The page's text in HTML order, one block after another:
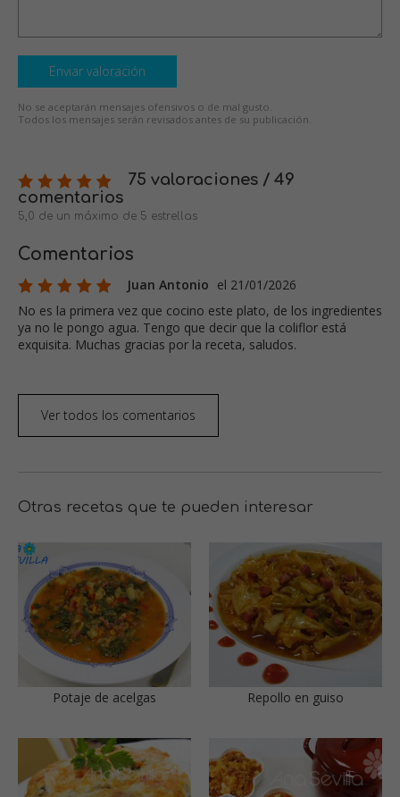
Enviar valoración
No se aceptarán mensajes ofensivos o de mal gusto.
Todos los mensajes serán revisados antes de su publicación.
75 valoraciones / 49
comentarios
5,0 de un máximo de 5 estrellas
Comentarios
Juan Antonio el 21/01/2026
No es la primera vez que cocino este plato, de los ingredientes
ya no le pongo agua. Tengo que decir que la coliflor está
exquisita. Muchas gracias por la receta, saludos.
Ver todos los comentarios
Otras recetas que te pueden interesar
Potaje de acelgas Repollo en guiso